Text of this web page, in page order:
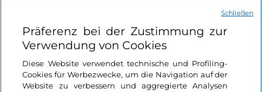
Nützliche Links
Login
Bleiben wir in Kontakt
Präferenz bei der Zustimmung zur
Verwendung von Cookies
Diese Website verwendet technische und Profiling-
Cookies für Werbezwecke, um die Navigation auf der
Website zu verbessern und aggregierte Analysen
Schließen